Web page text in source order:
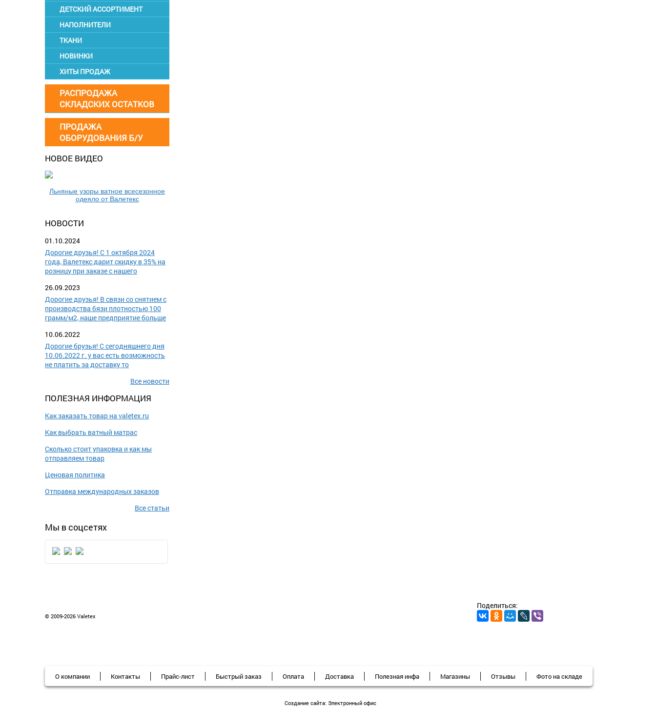
ДЕТСКИЙ АССОРТИМЕНТ
НАПОЛНИТЕЛИ
ТКАНИ
НОВИНКИ
ХИТЫ ПРОДАЖ
РАСПРОДАЖА
СКЛАДСКИХ ОСТАТКОВ
ПРОДАЖА
ОБОРУДОВАНИЯ Б/У
НОВОЕ ВИДЕО
Льняные узоры ватное всесезонное
одеяло от Валетекс
НОВОСТИ
01.10.2024
Дорогие друзья! С 1 октября 2024
года, Валетекс дарит скидку в 35% на
розницу при заказе с нашего
26.09.2023
Дорогие друзья! В связи со снятием с
производства бязи плотностью 100
грамм/м2, наше предприятие больше
10.06.2022
Дорогие брузья! С сегодняшнего дня
10.06.2022 г. у вас есть возможность
не платить за доставку то
Все новости
ПОЛЕЗНАЯ ИНФОРМАЦИЯ
Как заказать товар на valetex.ru
Как выбрать ватный матрас
Сколько стоит упаковка и как мы
отправляем товар
Ценовая политика
Отправка международных заказов
Все статьи
Мы в соцсетях
О компании Контакты Прайс-лист Быстрый заказ Оплата Доставка Полезная инфа Магазины Отзывы Фото на складе
Поделиться:
© 2009-2026 Valetex
Создание сайта: Электронный офис